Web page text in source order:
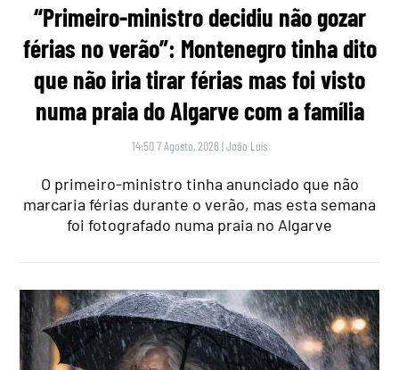
“Primeiro-ministro decidiu não gozar
férias no verão”: Montenegro tinha dito
que não iria tirar férias mas foi visto
numa praia do Algarve com a família
14:50 7 Agosto, 2026 |João Luís
O primeiro-ministro tinha anunciado que não
marcaria férias durante o verão, mas esta semana
foi fotografado numa praia no Algarve